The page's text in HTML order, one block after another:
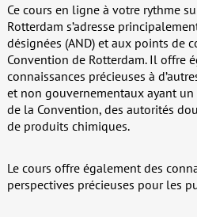
Ce cours en ligne à votre rythme
Rotterdam s’adresse
désignées (AND) et aux points de
Convention de Rotterdam. Il offre
connaissances précieuses à
et non gouvernementaux ayant
de la Convention, des autorités
de produits chimiques.
Le cours offre également des
perspectives précieuses pour les